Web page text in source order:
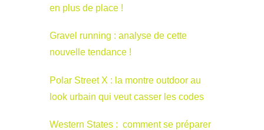
en plus de place !
Gravel running : analyse de cette
nouvelle tendance !
Polar Street X : la montre outdoor au
look urbain qui veut casser les codes
Western States : comment se préparer